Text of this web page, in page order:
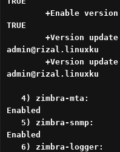
+Enable version
+Version update
+Version
4)
5)
6)